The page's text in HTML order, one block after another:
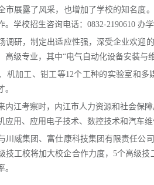
市展露了风采，也增加了学校的知名度
。学校招生咨询电话：0832-2190610 办
调研，制定出适应性强，深受企业欢迎
高级专业，其中“电气自动化设备安装与
机加工、钳工等12个工种的实验室和
。
内江考察时，内江市人力资源和社会保
应用、应用电子技术、数控技术和汽车
川威集团、富仕康科技集团有限责任公
技工校将加大校企合作力度，5个高级
。